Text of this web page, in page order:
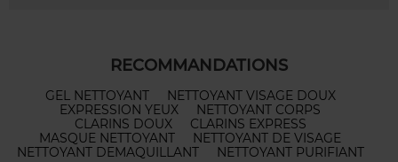
RECOMMANDATIONS
GEL NETTOYANT
NETTOYANT VISAGE DOUX
EXPRESSION YEUX
NETTOYANT CORPS
CLARINS DOUX
CLARINS EXPRESS
MASQUE NETTOYANT
NETTOYANT DE VISAGE
NETTOYANT DEMAQUILLANT
NETTOYANT PURIFIANT